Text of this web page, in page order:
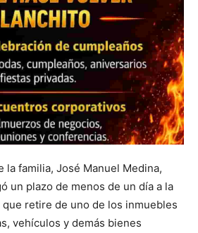
la familia, José Manuel Medina,
un plazo de menos de un día a la
que retire de uno de los inmuebles
vehículos y demás bienes